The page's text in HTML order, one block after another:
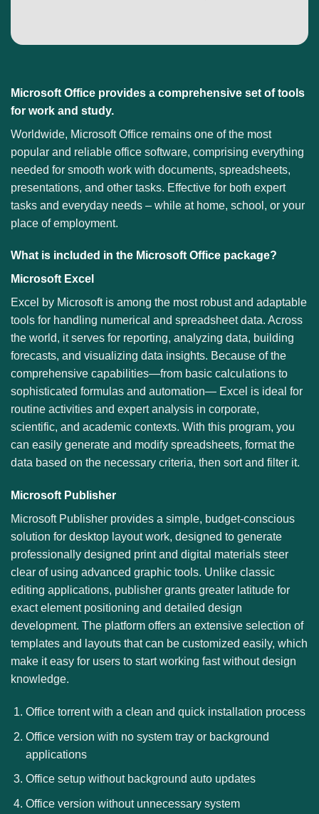
Microsoft Office provides a comprehensive set of tools
for work and study.
Worldwide, Microsoft Office remains one of the most
popular and reliable office software, comprising everything
needed for smooth work with documents, spreadsheets,
presentations, and other tasks. Effective for both expert
tasks and everyday needs – while at home, school, or your
place of employment.
What is included in the Microsoft Office package?
Microsoft Excel
Excel by Microsoft is among the most robust and adaptable
tools for handling numerical and spreadsheet data. Across
the world, it serves for reporting, analyzing data, building
forecasts, and visualizing data insights. Because of the
comprehensive capabilities—from basic calculations to
sophisticated formulas and automation— Excel is ideal for
routine activities and expert analysis in corporate,
scientific, and academic contexts. With this program, you
can easily generate and modify spreadsheets, format the
data based on the necessary criteria, then sort and filter it.
Microsoft Publisher
Microsoft Publisher provides a simple, budget-conscious
solution for desktop layout work, designed to generate
professionally designed print and digital materials steer
clear of using advanced graphic tools. Unlike classic
editing applications, publisher grants greater latitude for
exact element positioning and detailed design
development. The platform offers an extensive selection of
templates and layouts that can be customized easily, which
make it easy for users to start working fast without design
knowledge.
Office torrent with a clean and quick installation process
Office version with no system tray or background
applications
Office setup without background auto updates
Office version without unnecessary system